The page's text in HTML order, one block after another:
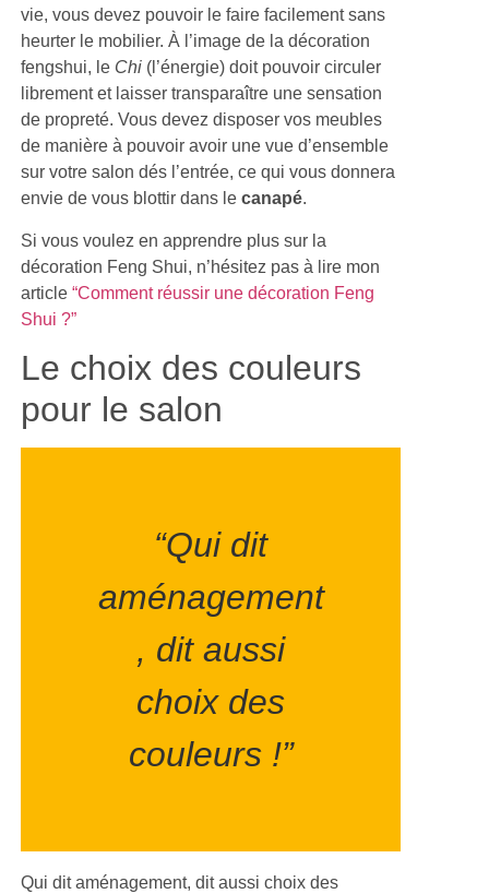
vie, vous devez pouvoir le faire facilement sans
heurter le mobilier. À l’image de la décoration
fengshui, le Chi (l’énergie) doit pouvoir circuler
librement et laisser transparaître une sensation
de propreté. Vous devez disposer vos meubles
de manière à pouvoir avoir une vue d’ensemble
sur votre salon dés l’entrée, ce qui vous donnera
envie de vous blottir dans lecanapé.
Si vous voulez en apprendre plus sur la
décoration Feng Shui, n’hésitez pas à lire mon
article“Comment réussir une décoration Feng
Shui ?”
Le choix des couleurs
pour le salon
“Qui dit
aménagement
, dit aussi
choix des
couleurs !”
Qui dit aménagement, dit aussi choix des